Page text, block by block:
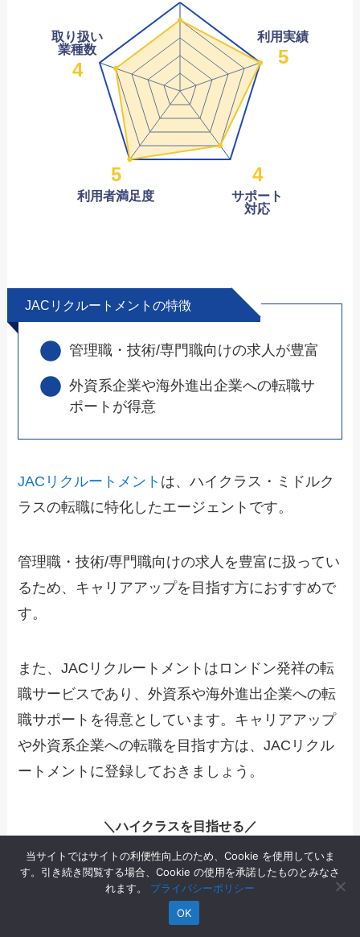
取り扱い
業種数
4
5
利用者満足度
4
サポート
対応
利用実績
5
JACリクルートメントの特徴
管理職・技術/専門職向けの求人が豊富
外資系企業や海外進出企業への転職サ
ポートが得意
JACリクルートメント は、ハイクラス・ミドルク
ラスの転職に特化したエージェントです。
管理職・技術/専門職向けの求人を豊富に扱ってい
るため、キャリアアップを目指す方におすすめで
す。
また、JACリクルートメントはロンドン発祥の転
職サービスであり、外資系や海外進出企業への転
職サポートを得意としています。キャリアアップ
や外資系企業への転職を目指す方は、JACリクル
ートメントに登録しておきましょう。
＼ハイクラスを目指せる／
無料登録をする
JACリクルートメント
当サイトではサイトの利便性向上のため、Cookie を使用していま
す。引き続き閲覧する場合、Cookie の使用を承諾したものとみなさ
れます。 プライバシーポリシー
OK